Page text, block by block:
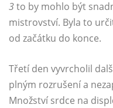
3to by mohlo být
mistrovství. Byla to
od začátku do konce.
Třetí den vyvrcholil
plným rozrušení a
Množství srdce na